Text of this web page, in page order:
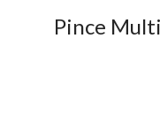
Pince